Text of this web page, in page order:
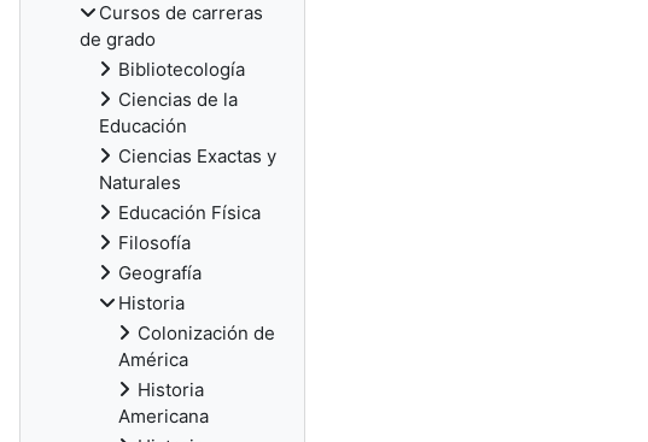
Cursos de carreras
de grado
Bibliotecología
Ciencias de la
Educación
Ciencias Exactas y
Naturales
Educación Física
Filosofía
Geografía
Historia
Colonización de
América
Historia
Americana